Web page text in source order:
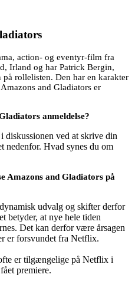
action- og eventyr-film fra
Irland og har Patrick Bergin,
rollelisten. Den har en karakter
and Gladiators er
anmeldelse?
diskussionen ved at skrive din
nedenfor. Hvad synes du om
Amazons and Gladiators på
udvalg og skifter derfor
betyder, at nye hele tiden
Det kan derfor være årsagen
er forsvundet fra Netflix.
er tilgængelige på Netflix i
premiere.